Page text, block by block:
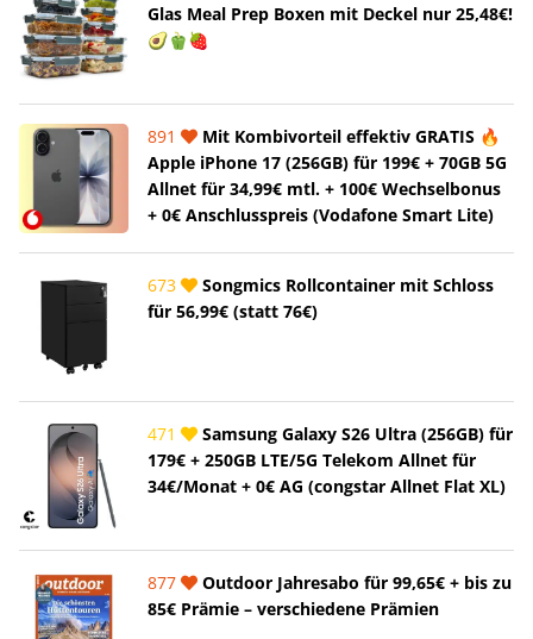
Glas Meal Prep Boxen mit Deckel nur 25,48€!
🥑🫑🍓
891
Mit Kombivorteil effektiv GRATIS 🔥
Apple iPhone 17 (256GB) für 199€ + 70GB 5G
Allnet für 34,99€ mtl. + 100€ Wechselbonus
+ 0€ Anschlusspreis (Vodafone Smart Lite)
673
Songmics Rollcontainer mit Schloss
für 56,99€ (statt 76€)
471
Samsung Galaxy S26 Ultra (256GB) für
179€ + 250GB LTE/5G Telekom Allnet für
34€/Monat + 0€ AG (congstar Allnet Flat XL)
877
Outdoor Jahresabo für 99,65€ + bis zu
85€ Prämie – verschiedene Prämien